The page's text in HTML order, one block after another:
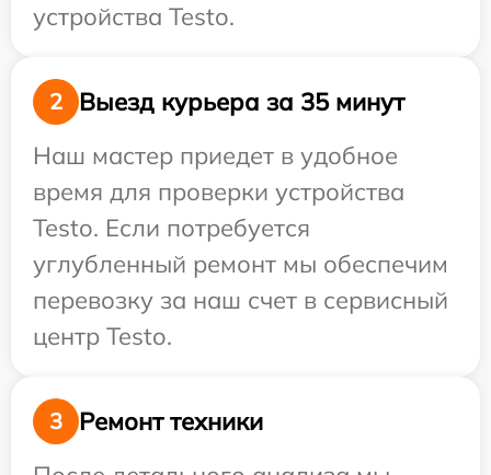
устройства Testo.
2
Выезд курьера за 35 минут
Наш мастер приедет в удобное
время для проверки устройства
Testo. Если потребуется
углубленный ремонт мы обеспечим
перевозку за наш счет в сервисный
центр Testo.
3
Ремонт техники